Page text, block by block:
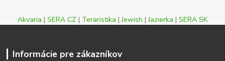
Akvaria | SERA CZ | Teraristika |Jewish |Jazierka | SERA SK
Informácie pre zákazníkov